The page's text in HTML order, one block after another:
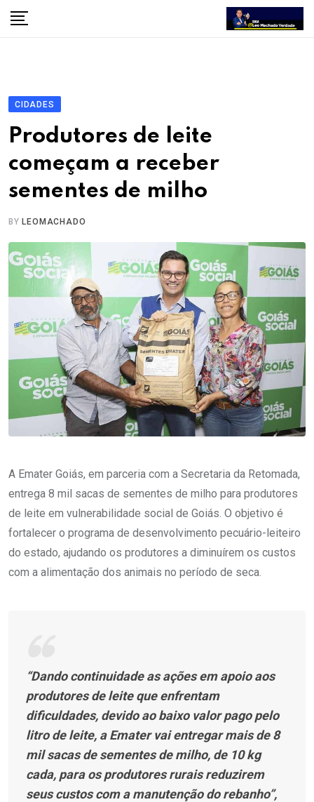
Skip
CIDADES
Produtores de leite
começam a receber
sementes de milho
BYLEOMACHADO
A Emater Goiás, em parceria com a Secretaria da Retomada,
entrega 8 mil sacas de sementes de milho para produtores
de leite em vulnerabilidade social de Goiás. O objetivo é
fortalecer o programa de desenvolvimento pecuário-leiteiro
do estado, ajudando os produtores a diminuírem os custos
com a alimentação dos animais no período de seca.
“Dando continuidade as ações em apoio aos
produtores de leite que enfrentam
dificuldades, devido ao baixo valor pago pelo
litro de leite, a Emater vai entregar mais de 8
mil sacas de sementes de milho, de 10 kg
cada, para os produtores rurais reduzirem
seus custos com a manutenção do rebanho”,